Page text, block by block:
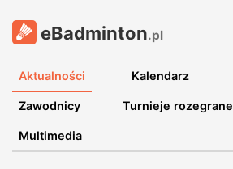
eBadminton.pl
Aktualności Kalendarz
Zawodnicy Turnieje rozegrane
Multimedia